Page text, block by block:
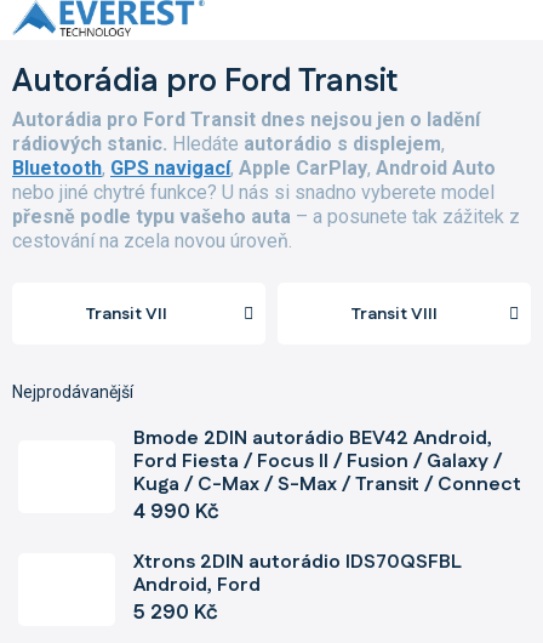
Přejít
na
Autorádia pro Ford Transit
Autorádia pro Ford Transit dnes nejsou jen o ladění
rádiových stanic. Hledáte autorádio s displejem,
Bluetooth, GPS navigací, Apple CarPlay, Android Auto
nebo jiné chytré funkce? U nás si snadno vyberete model
přesně podle typu vašeho auta – a posunete tak zážitek z
cestování na zcela novou úroveň.
Transit VII Transit VIII
Nejprodávanější
Bmode 2DIN autorádio BEV42 Android,
Ford Fiesta / Focus II / Fusion / Galaxy /
Kuga / C-Max / S-Max / Transit / Connect
4 990 Kč
Xtrons 2DIN autorádio IDS70QSFBL
Android, Ford
5 290 Kč